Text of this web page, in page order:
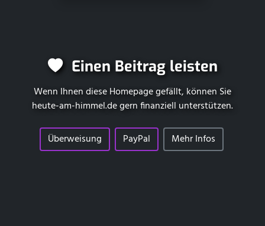
Einen Beitrag leisten
Wenn Ihnen diese Homepage gefällt, können Sie
heute-am-himmel.degern finanziell unterstützen.
Überweisung PayPal Mehr Infos